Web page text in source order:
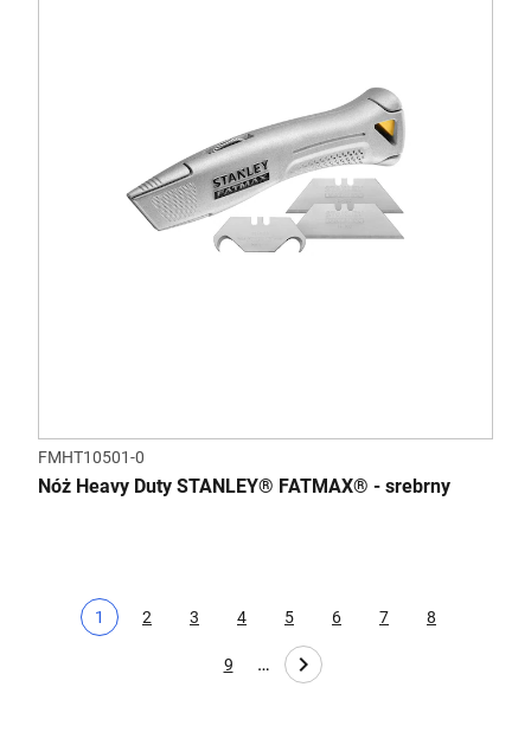
FMHT10501-0
Nóż Heavy Duty STANLEY® FATMAX® - srebrny
Bieżąca strona
1
Page
2
Page
3
Page
4
Page
5
Page
6
Page
7
Page
8
Page
9 …